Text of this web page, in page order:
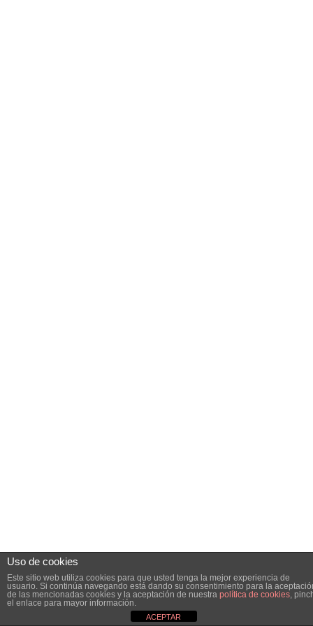
Uso de cookies
Este sitio web utiliza cookies para que usted tenga la mejor experiencia de
usuario. Si continúa navegando está dando su consentimiento para la
de las mencionadas cookies y la aceptación de nuestra política de cookies,
el enlace para mayor información.
ACEPTAR